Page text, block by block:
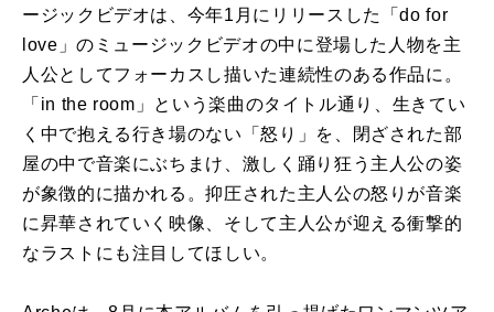
ージックビデオは、今年1月にリリースした「do for
love」のミュージックビデオの中に登場した人物を主
人公としてフォーカスし描いた連続性のある作品に。
「in the room」という楽曲のタイトル通り、生きてい
く中で抱える行き場のない「怒り」を、閉ざされた部
屋の中で音楽にぶちまけ、激しく踊り狂う主人公の姿
が象徴的に描かれる。抑圧された主人公の怒りが音楽
に昇華されていく映像、そして主人公が迎える衝撃的
なラストにも注目してほしい。